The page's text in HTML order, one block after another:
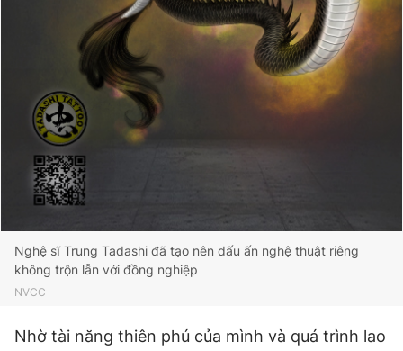
Nghệ sĩ Trung Tadashi đã tạo nên dấu ấn nghệ thuật riêng
không trộn lẫn với đồng nghiệp
NVCC
Nhờ tài năng thiên phú của mình và quá trình lao